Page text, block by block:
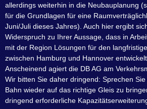
allerdings weiterhin in die Neubauplanung
für die Grundlagen für eine
Juni/Juli dieses Jahres). Auch hier ergibt
Widerspruch zu Ihrer Aussage, dass in
mit der Region Lösungen für den
zwischen Hamburg und Hannover
Anscheinend agiert die DB AG am
Wir bitten Sie daher dringend: Sprechen
Bahn wieder auf das richtige Gleis zu
dringend erforderliche